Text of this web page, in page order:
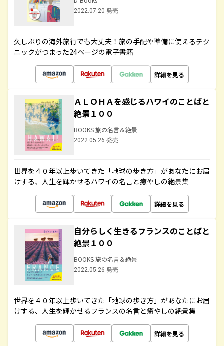
2022.07.20 発売
久しぶりの海外旅行でも大丈夫！旅の手配や準備に使えるテク
ニックがつまった24ページの電子書籍
詳細を見る
ＡＬＯＨＡを感じるハワイのことばと
絶景１００
BOOKS 旅の名言＆絶景
2022.05.26 発売
世界を４０年以上歩いてきた「地球の歩き方」があなたにお届
けする、人生を輝かせるハワイの名言と癒やしの絶景集
詳細を見る
自分らしく生きるフランスのことばと
絶景１００
BOOKS 旅の名言＆絶景
2022.05.26 発売
世界を４０年以上歩いてきた「地球の歩き方」があなたにお届
けする、人生を輝かせるフランスの名言と癒やしの絶景集
詳細を見る